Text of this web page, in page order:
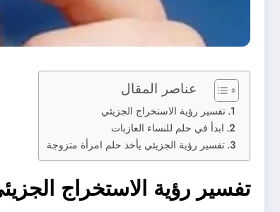
عناصر المقال
تفسير رؤية الاستخراج الجزيئي
ابدأ في حلم للنساء العازبات
تفسير رؤية الجزيئي يأخذ حلم امرأة متزوجة
تفسير رؤية الاستخراج